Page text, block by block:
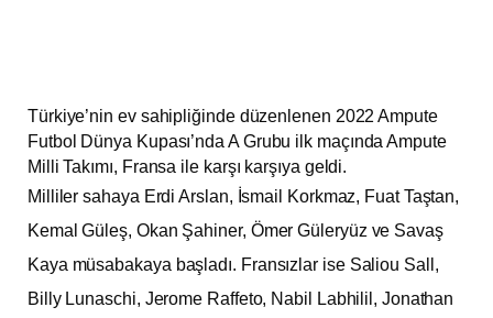
Türkiye’nin ev sahipliğinde düzenlenen 2022 Ampute
Futbol Dünya Kupası’nda A Grubu ilk maçında Ampute
Milli Takımı, Fransa ile karşı karşıya geldi.
Milliler sahaya Erdi Arslan, İsmail Korkmaz, Fuat Taştan,
Kemal Güleş, Okan Şahiner, Ömer Güleryüz ve Savaş
Kaya müsabakaya başladı. Fransızlar ise Saliou Sall,
Billy Lunaschi, Jerome Raffeto, Nabil Labhilil, Jonathan